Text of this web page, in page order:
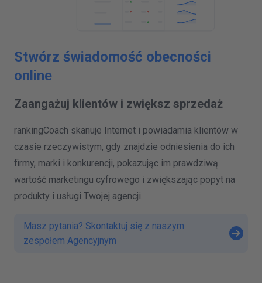
Stwórz świadomość obecności
online
Zaangażuj klientów i zwiększ sprzedaż
rankingCoach skanuje Internet i powiadamia klientów w
czasie rzeczywistym, gdy znajdzie odniesienia do ich
firmy, marki i konkurencji, pokazując im prawdziwą
wartość marketingu cyfrowego i zwiększając popyt na
produkty i usługi Twojej agencji.
Masz pytania? Skontaktuj się z naszym
zespołem Agencyjnym